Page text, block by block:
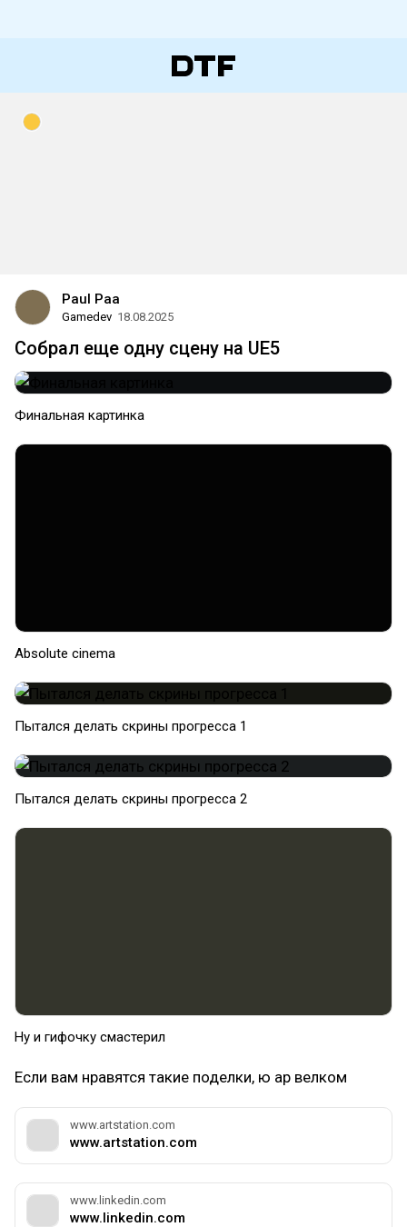
Paul Paa
Gamedev 18.08.2025
Собрал еще одну сцену на UE5
Финальная картинка
Absolute cinema
Пытался делать скрины прогресса 1
Пытался делать скрины прогресса 2
Ну и гифочку смастерил
Если вам нравятся такие поделки, ю ар велком
www.artstation.com
www.artstation.com
www.linkedin.com
www.linkedin.com